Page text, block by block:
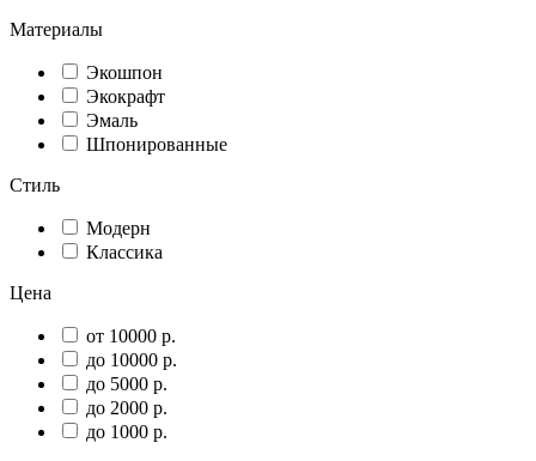
Материалы
Экошпон
Экокрафт
Эмаль
Шпонированные
Стиль
Модерн
Классика
Цена
от 10000 р.
до 10000 р.
до 5000 р.
до 2000 р.
до 1000 р.